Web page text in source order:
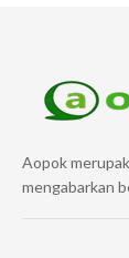
Aopok
mengabarkan